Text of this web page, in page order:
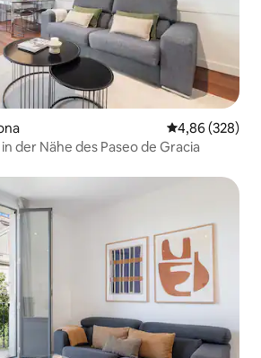
4,86 (328)
der Nähe des Paseo de Gracia